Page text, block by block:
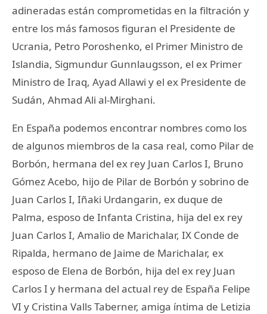
adineradas están comprometidas en la filtración y
entre los más famosos figuran el Presidente de
Ucrania, Petro Poroshenko, el Primer Ministro de
Islandia, Sigmundur Gunnlaugsson, el ex Primer
Ministro de Iraq, Ayad Allawi y el ex Presidente de
Sudán, Ahmad Ali al-Mirghani.
En España podemos encontrar nombres como los
de algunos miembros de la casa real, como Pilar de
Borbón, hermana del ex rey Juan Carlos I, Bruno
Gómez Acebo, hijo de Pilar de Borbón y sobrino de
Juan Carlos I, Iñaki Urdangarin, ex duque de
Palma, esposo de Infanta Cristina, hija del ex rey
Juan Carlos I, Amalio de Marichalar, IX Conde de
Ripalda, hermano de Jaime de Marichalar, ex
esposo de Elena de Borbón, hija del ex rey Juan
Carlos I y hermana del actual rey de España Felipe
VI y Cristina Valls Taberner, amiga íntima de Letizia